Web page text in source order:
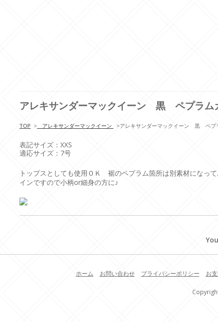
アレキサンダーマックイーン 黒 ペプラム
TOP > アレキサンダーマックイーン >アレキサンダーマックイーン 黒 ペプ
表記サイズ：XXS
適応サイズ：7号
トップスとしても使用ＯＫ 裾のペプラム箇所は別素材になっ
インですので小柄or細身の方に♪
ホーム お問い合わせ プライバシーポリシー お